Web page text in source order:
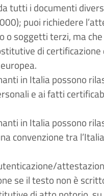
tutti i documenti
puoi richiedere
o soggetti terzi, ma
di
in Italia possono
e ai fatti
in Italia possono
convenzione tra
se il testo non è